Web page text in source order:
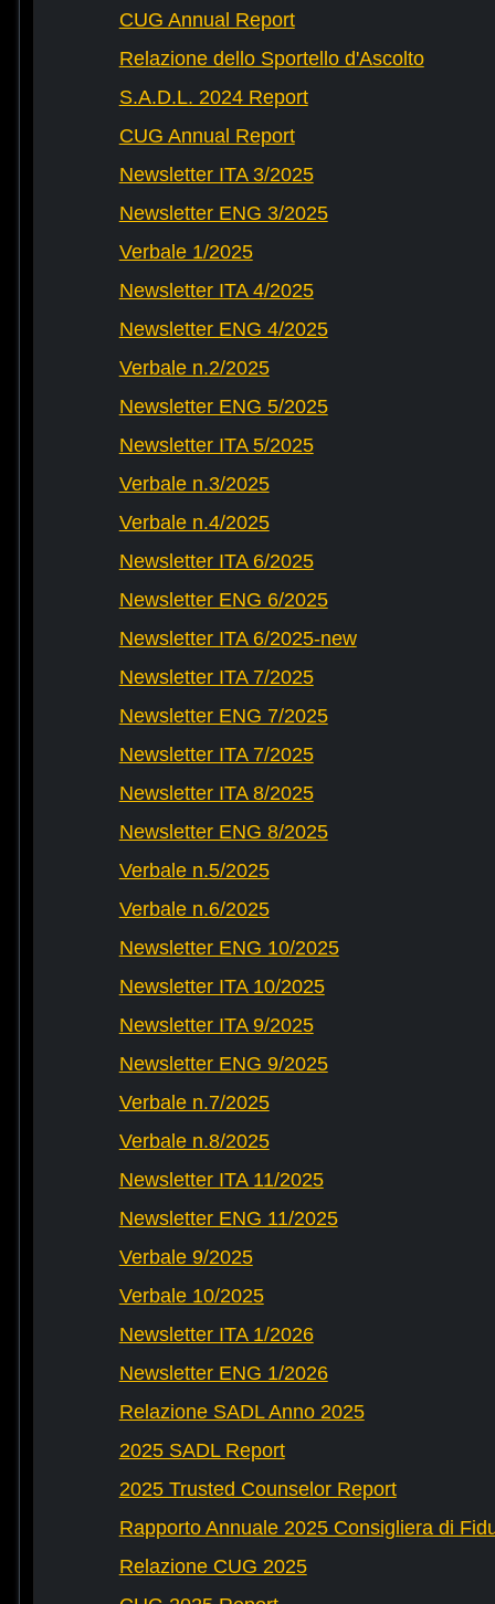
CUG Annual Report
Relazione dello Sportello d'Ascolto
S.A.D.L. 2024 Report
CUG Annual Report
Newsletter ITA 3/2025
Newsletter ENG 3/2025
Verbale 1/2025
Newsletter ITA 4/2025
Newsletter ENG 4/2025
Verbale n.2/2025
Newsletter ENG 5/2025
Newsletter ITA 5/2025
Verbale n.3/2025
Verbale n.4/2025
Newsletter ITA 6/2025
Newsletter ENG 6/2025
Newsletter ITA 6/2025-new
Newsletter ITA 7/2025
Newsletter ENG 7/2025
Newsletter ITA 7/2025
Newsletter ITA 8/2025
Newsletter ENG 8/2025
Verbale n.5/2025
Verbale n.6/2025
Newsletter ENG 10/2025
Newsletter ITA 10/2025
Newsletter ITA 9/2025
Newsletter ENG 9/2025
Verbale n.7/2025
Verbale n.8/2025
Newsletter ITA 11/2025
Newsletter ENG 11/2025
Verbale 9/2025
Verbale 10/2025
Newsletter ITA 1/2026
Newsletter ENG 1/2026
Relazione SADL Anno 2025
2025 SADL Report
2025 Trusted Counselor Report
Rapporto Annuale 2025 Consigliera di
Relazione CUG 2025